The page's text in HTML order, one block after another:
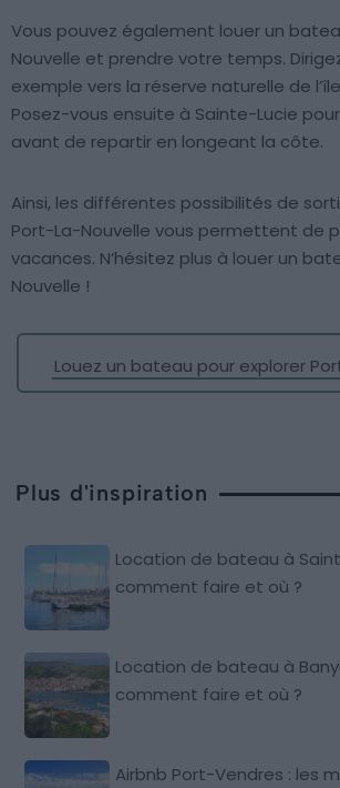
Vous pouvez également louer un
Nouvelle et prendre votre temps.
exemple vers la réserve naturelle de
Posez-vous ensuite à Sainte-Lucie
avant de repartir en longeant la côte.
Ainsi, les différentes possibilités de
Port-La-Nouvelle vous permettent de
vacances. N’hésitez plus à louer un
Nouvelle !
Louez un bateau pour explorer
Plus d'inspiration
Location de bateau à
comment faire et où ?
Location de bateau à
comment faire et où ?
Airbnb Port-Vendres : les